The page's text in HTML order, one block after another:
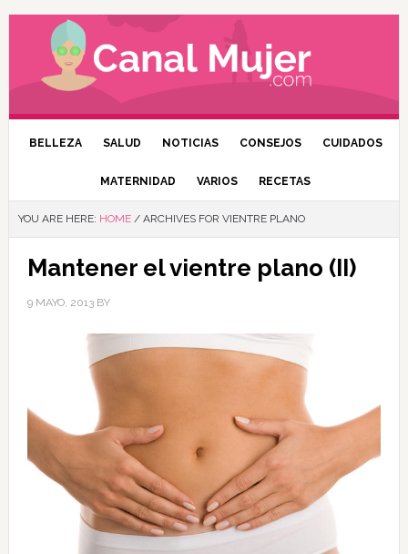
BELLEZA SALUD NOTICIAS CONSEJOS CUIDADOS
MATERNIDAD VARIOS RECETAS
YOU ARE HERE: HOME /ARCHIVES FOR VIENTRE PLANO
Mantener el vientre plano (II)
9 MAYO, 2013BY